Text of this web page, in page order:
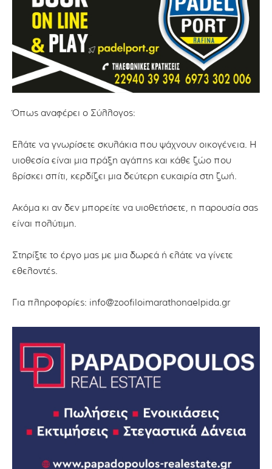
Όπως αναφέρει ο Σύλλογος:
Ελάτε να γνωρίσετε σκυλάκια που ψάχνουν οικογένεια. Η
υιοθεσία είναι μια πράξη αγάπης και κάθε ζώο που
βρίσκει σπίτι, κερδίζει μια δεύτερη ευκαιρία στη ζωή.
Ακόμα κι αν δεν μπορείτε να υιοθετήσετε, η παρουσία σας
είναι πολύτιμη.
Στηρίξτε το έργο μας με μια δωρεά ή ελάτε να γίνετε
εθελοντές.
Για πληροφορίες: info@zoofiloimarathonaelpida.gr